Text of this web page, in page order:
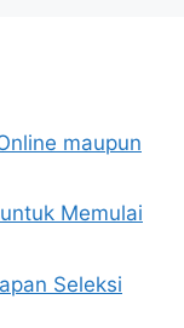
maupun
Memulai
Seleksi